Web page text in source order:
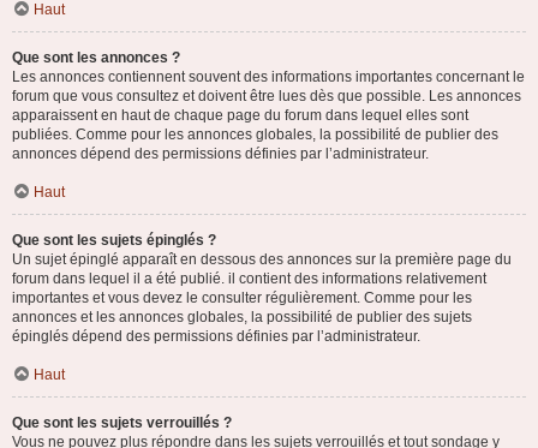
Haut
Que sont les annonces ?
Les annonces contiennent souvent des informations importantes concernant le
forum que vous consultez et doivent être lues dès que possible. Les annonces
apparaissent en haut de chaque page du forum dans lequel elles sont
publiées. Comme pour les annonces globales, la possibilité de publier des
annonces dépend des permissions définies par l’administrateur.
Haut
Que sont les sujets épinglés ?
Un sujet épinglé apparaît en dessous des annonces sur la première page du
forum dans lequel il a été publié. il contient des informations relativement
importantes et vous devez le consulter régulièrement. Comme pour les
annonces et les annonces globales, la possibilité de publier des sujets
épinglés dépend des permissions définies par l’administrateur.
Haut
Que sont les sujets verrouillés ?
Vous ne pouvez plus répondre dans les sujets verrouillés et tout sondage y